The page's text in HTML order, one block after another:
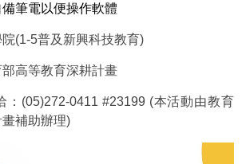
備筆電以便操作軟體
院(1-5普及新興科技教育)
部高等教育深耕計畫
：(05)272-0411 #23199 (本活動由教育
補助辦理)